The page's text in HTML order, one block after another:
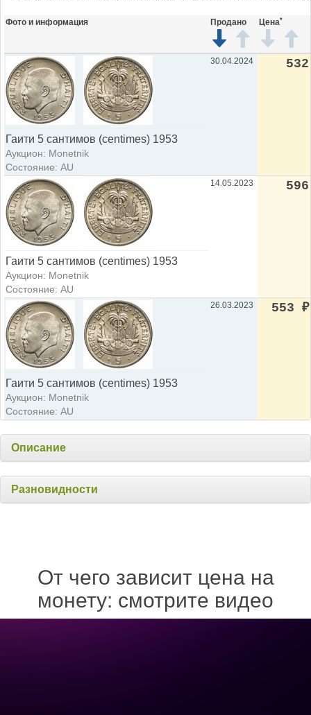
Фото и информация Продано Цена*
Гаити 5 сантимов (centimes) 1953
Аукцион: Monetnik
Состояние: AU
30.04.2024 532
Гаити 5 сантимов (centimes) 1953
Аукцион: Monetnik
Состояние: AU
14.05.2023 596
Гаити 5 сантимов (centimes) 1953
Аукцион: Monetnik
Состояние: AU
26.03.2023 553 ₽
Описание
Разновидности
От чего зависит цена на
монету: смотрите видео